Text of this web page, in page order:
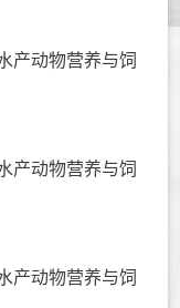
产动物营养与饲
产动物营养与饲
产动物营养与饲